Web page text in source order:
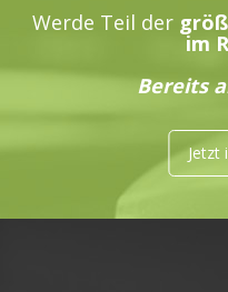
Werde Teil der
im
Bereits
Jetzt